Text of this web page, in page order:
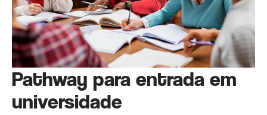
Pathway para entrada em
universidade